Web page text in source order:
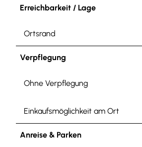
Erreichbarkeit / Lage
Ortsrand
Verpflegung
Ohne Verpflegung
Einkaufsmöglichkeit am Ort
Anreise & Parken